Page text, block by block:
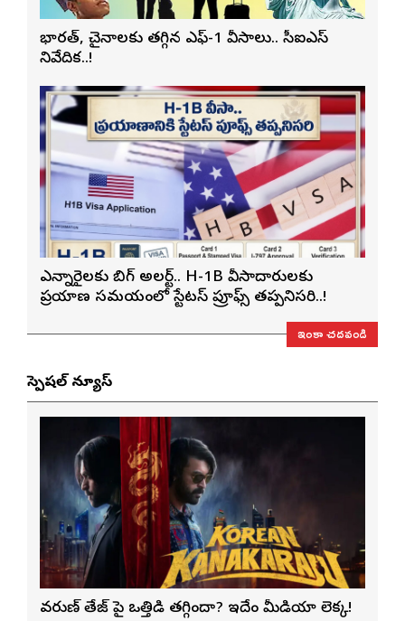
భారత్, చైనాలకు తగ్గిన ఎఫ్-1 వీసాలు.. సీఐఎస్
నివేదిక..!
ఎన్నారైలకు బిగ్ అలర్ట్.. H-1B వీసాదారులకు
ప్రయాణ సమయంలో స్టేటస్ ప్రూఫ్స్ తప్పనిసరి..!
ఇంకా చదవండి
స్పెషల్ న్యూస్
వరుణ్ తేజ్‌ పై ఒత్తిడి తగ్గిందా? ఇదేం మీడియా లెక్క!